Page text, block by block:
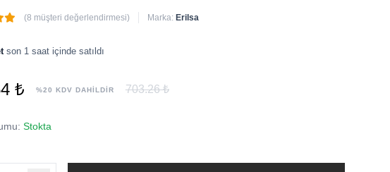
(8 müşteri değerlendirmesi) Marka: Erilsa
son 1 saat içinde satıldı
₺ %20 KDV DAHİLDİR 703.26 ₺
Stokta